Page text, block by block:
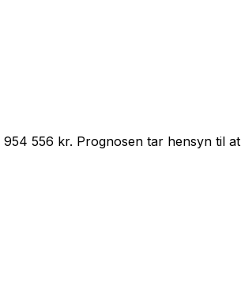
954 556 kr. Prognosen tar hensyn til at